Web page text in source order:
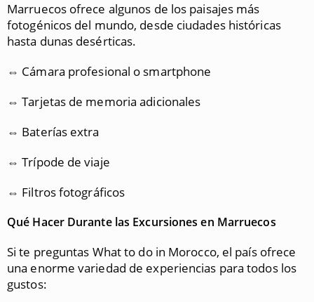
Marruecos ofrece algunos de los paisajes más
fotogénicos del mundo, desde ciudades históricas
hasta dunas desérticas.
⇔ Cámara profesional o smartphone
⇔ Tarjetas de memoria adicionales
⇔ Baterías extra
⇔ Trípode de viaje
⇔ Filtros fotográficos
Qué Hacer Durante las Excursiones en Marruecos
Si te preguntas What to do in Morocco, el país ofrece
una enorme variedad de experiencias para todos los
gustos: